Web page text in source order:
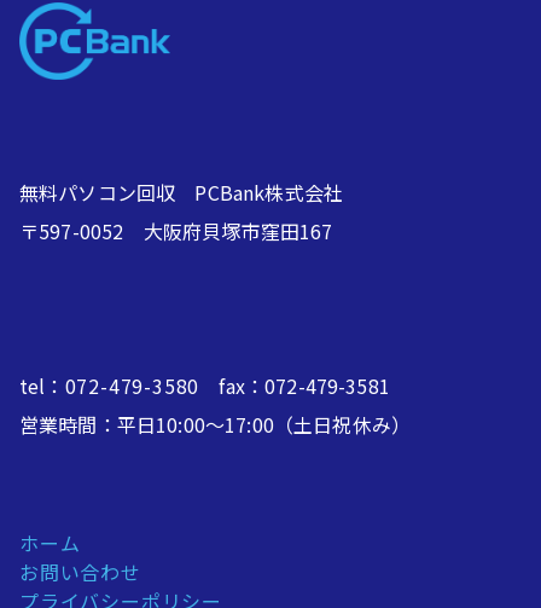
無料パソコン回収 PCBank株式会社
〒597-0052 大阪府貝塚市窪田167
tel： 072-479-3580 fax：072-479-3581
営業時間：平日10:00～17:00（土日祝休み）
ホーム
お問い合わせ
プライバシーポリシー